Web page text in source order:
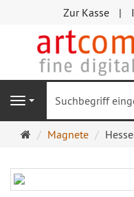
Zur Kasse
Navigation
Startseite
Magnete